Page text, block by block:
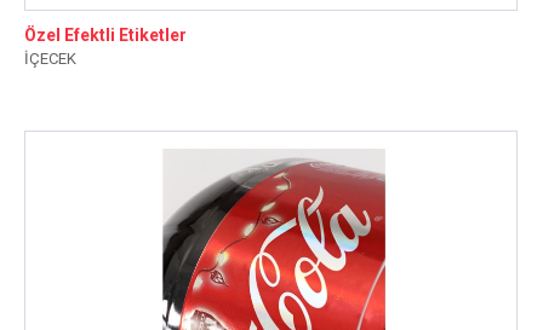
Özel Efektli Etiketler
İÇECEK